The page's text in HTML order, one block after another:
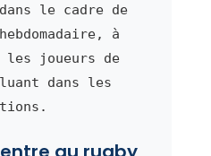
le cadre de
à
les joueurs de
dans les